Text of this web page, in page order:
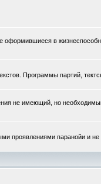
оформившиеся в
Программы партий,
не имеющий, но
проявлениями паранойи и